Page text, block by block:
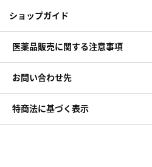
ショップガイド
医薬品販売に関する注意事項
お問い合わせ先
特商法に基づく表示